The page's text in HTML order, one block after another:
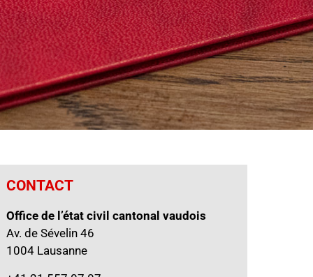
CONTACT
Office de l’état civil cantonal vaudois
Av. de Sévelin 46
1004 Lausanne